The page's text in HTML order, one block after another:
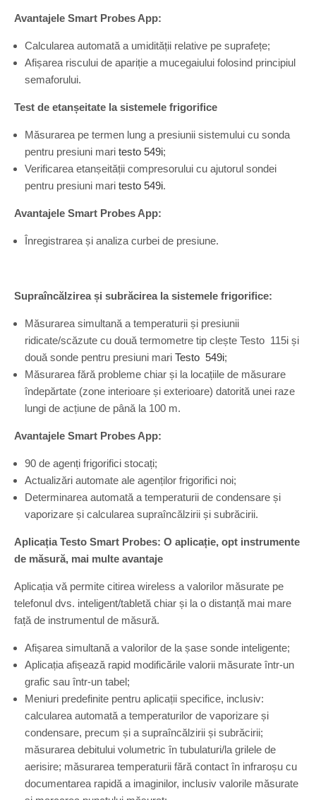
Avantajele Smart Probes App:
Calcularea automată a umidității relative pe suprafețe;
Afișarea riscului de apariție a mucegaiului folosind principiul
semaforului.
Test de etanșeitate la sistemele frigorifice
Măsurarea pe termen lung a presiunii sistemului cu sonda
pentru presiuni mari testo 549i;
Verificarea etanșeității compresorului cu ajutorul sondei
pentru presiuni mari testo 549i.
Avantajele Smart Probes App:
Înregistrarea și analiza curbei de presiune.
Supraîncălzirea și subrăcirea la sistemele frigorifice:
Măsurarea simultană a temperaturii și presiunii
ridicate/scăzute cu două termometre tip clește Testo 115i și
două sonde pentru presiuni mari Testo 549i;
Măsurarea fără probleme chiar și la locațiile de măsurare
îndepărtate (zone interioare și exterioare) datorită unei raze
lungi de acțiune de până la 100 m.
Avantajele Smart Probes App:
90 de agenți frigorifici stocați;
Actualizări automate ale agenților frigorifici noi;
Determinarea automată a temperaturii de condensare și
vaporizare și calcularea supraîncălzirii și subrăcirii.
Aplicația Testo Smart Probes: O aplicație, opt instrumente
de măsură, mai multe avantaje
Aplicația vă permite citirea wireless a valorilor măsurate pe
telefonul dvs. inteligent/tabletă chiar și la o distanță mai mare
față de instrumentul de măsură.
Afișarea simultană a valorilor de la șase sonde inteligente;
Aplicația afișează rapid modificările valorii măsurate într-un
grafic sau într-un tabel;
Meniuri predefinite pentru aplicații specifice, inclusiv:
calcularea automată a temperaturilor de vaporizare și
condensare, precum și a supraîncălzirii și subrăcirii;
măsurarea debitului volumetric în tubulaturi/la grilele de
aerisire; măsurarea temperaturii fără contact în infraroșu cu
documentarea rapidă a imaginilor, inclusiv valorile măsurate